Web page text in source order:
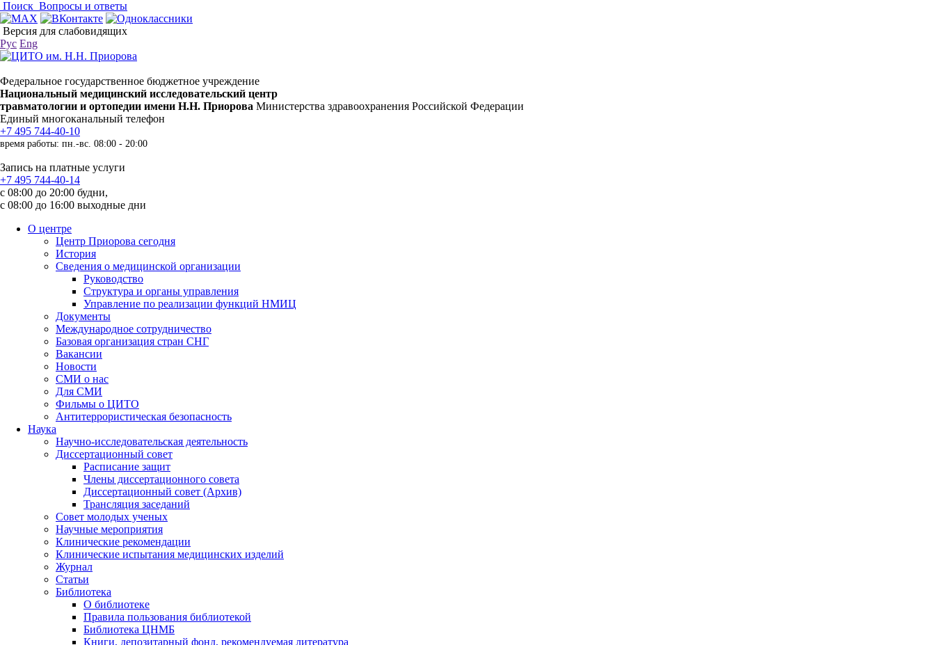
Поиск Вопросы и ответы
Версия для слабовидящих
Рус Eng
Федеральное государственное бюджетное учреждение
Национальный медицинский исследовательский центр
травматологии и ортопедии имени Н.Н. Приорова Министерства здравоохранения Российской Федерации
Единый многоканальный телефон
+7 495 744-40-10
время работы: пн.-вс. 08:00 - 20:00
Запись на платные услуги
+7 495 744-40-14
с 08:00 до 20:00 будни,
с 08:00 до 16:00 выходные дни
О центре
Центр Приорова сегодня
История
Сведения о медицинской организации
Руководство
Структура и органы управления
Управление по реализации функций НМИЦ
Документы
Международное сотрудничество
Базовая организация стран СНГ
Вакансии
Новости
СМИ о нас
Для СМИ
Фильмы о ЦИТО
Антитеррористическая безопасность
Наука
Научно-исследовательская деятельность
Диссертационный совет
Расписание защит
Члены диссертационного совета
Диссертационный совет (Архив)
Трансляция заседаний
Совет молодых ученых
Научные мероприятия
Клинические рекомендации
Клинические испытания медицинских изделий
Журнал
Статьи
Библиотека
О библиотеке
Правила пользования библиотекой
Библиотека ЦНМБ
Книги, депозитарный фонд, рекомендуемая литература